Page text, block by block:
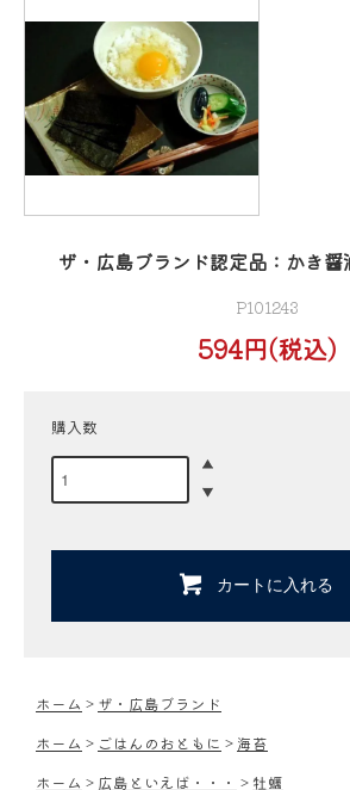
ザ・広島ブランド認定品：かき
P101243
594円(税込)
購入数
カートに入れる
ホーム > ザ・広島ブランド
ホーム > ごはんのおともに > 海苔
ホーム > 広島といえば・・・ > 牡蠣